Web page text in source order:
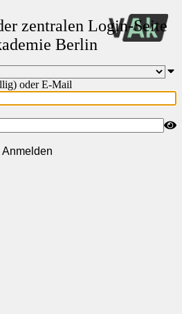
zentralen Login-Seite
Berlin
oder E-Mail
Anmelden